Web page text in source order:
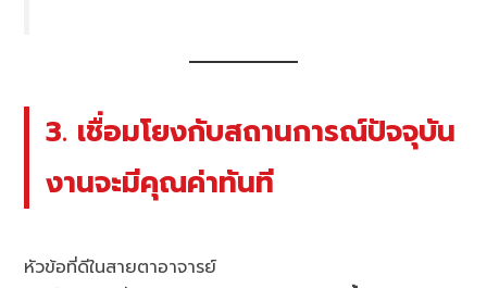
3. เชื่อมโยงกับสถานการณ์ปัจจุบัน
งานจะมีคุณค่าทันที
หัวข้อที่ดีในสายตาอาจารย์